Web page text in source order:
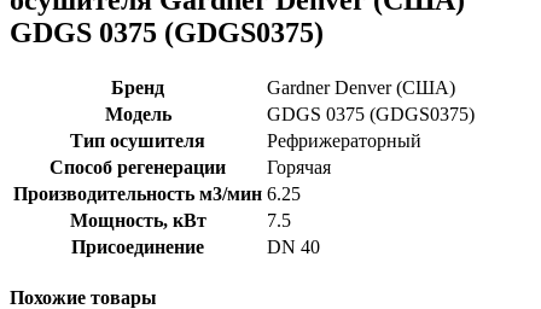
GDGS 0375 (GDGS0375)
Бренд
Gardner Denver (США)
Модель
GDGS 0375 (GDGS0375)
Тип осушителя
Рефрижераторный
Способ регенерации
Горячая
Производительность м3/мин 6.25
Мощность, кВт
7.5
Присоединение
DN 40
Похожие товары